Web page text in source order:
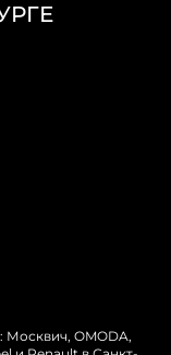
OMODA,